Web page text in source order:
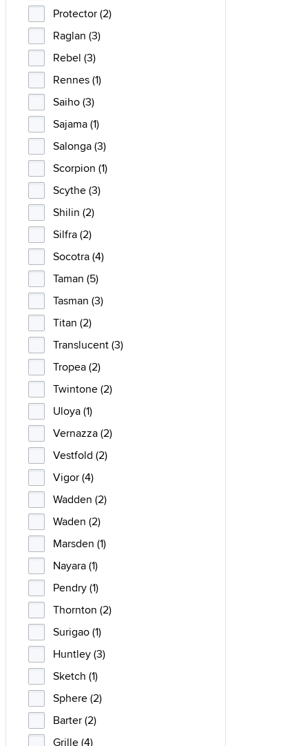
Protector (2)
Raglan (3)
Rebel (3)
Rennes (1)
Saiho (3)
Sajama (1)
Salonga (3)
Scorpion (1)
Scythe (3)
Shilin (2)
Silfra (2)
Socotra (4)
Taman (5)
Tasman (3)
Titan (2)
Translucent (3)
Tropea (2)
Twintone (2)
Uloya (1)
Vernazza (2)
Vestfold (2)
Vigor (4)
Wadden (2)
Waden (2)
Marsden (1)
Nayara (1)
Pendry (1)
Thornton (2)
Surigao (1)
Huntley (3)
Sketch (1)
Sphere (2)
Barter (2)
Grille (4)